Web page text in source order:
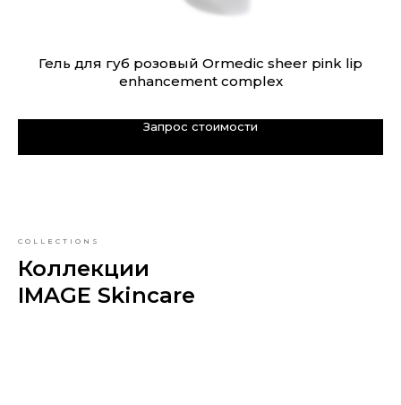
Гель для губ розовый Ormedic sheer pink lip
enhancement complex
Запрос стоимости
Коллекции
IMAGE Skincare
COLLECTIONS